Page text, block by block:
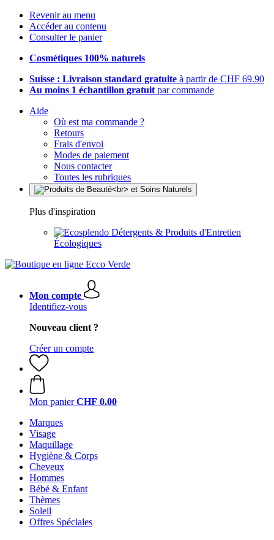
Revenir au menu
Accéder au contenu
Consulter le panier
Cosmétiques 100% naturels
Suisse : Livraison standard gratuite à partir de CHF 69.90
Au moins 1 échantillon gratuit par commande
Aide
Où est ma commande ?
Retours
Frais d'envoi
Modes de paiement
Nous contacter
Toutes les rubriques
Plus d'inspiration
Détergents & Produits d'Entretien
Écologiques
Mon compte
Identifiez-vous
Nouveau client ?
Créer un compte
Mon panier CHF 0.00
Marques
Visage
Maquillage
Hygiène & Corps
Cheveux
Hommes
Bébé & Enfant
Thèmes
Soleil
Offres Spéciales